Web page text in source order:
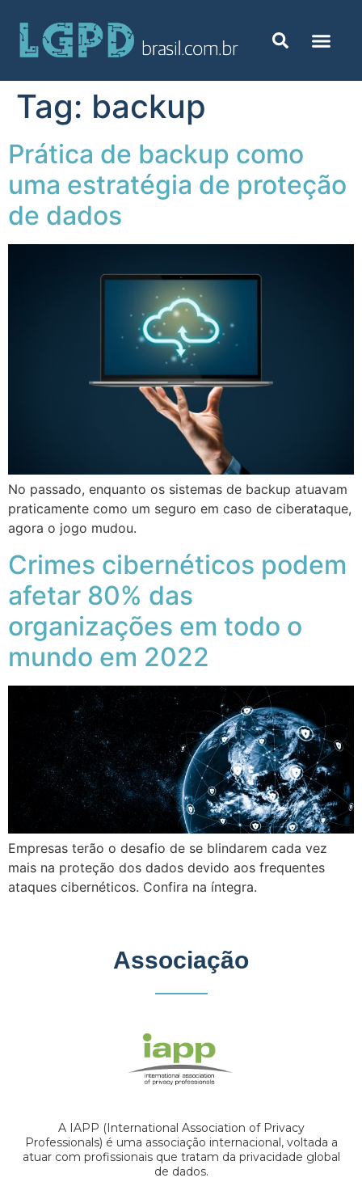
Tag: backup
Prática de backup como
uma estratégia de proteção
de dados
No passado, enquanto os sistemas de backup atuavam
praticamente como um seguro em caso de ciberataque,
agora o jogo mudou.
Crimes cibernéticos podem
afetar 80% das
organizações em todo o
mundo em 2022
Empresas terão o desafio de se blindarem cada vez
mais na proteção dos dados devido aos frequentes
ataques cibernéticos. Confira na íntegra.
Associação
A IAPP (International Association of Privacy
Professionals) é uma associação internacional, voltada a
atuar com profissionais que tratam da privacidade global
de dados.